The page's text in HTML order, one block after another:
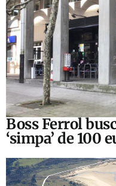
Boss Ferrol
‘simpa’ de 100